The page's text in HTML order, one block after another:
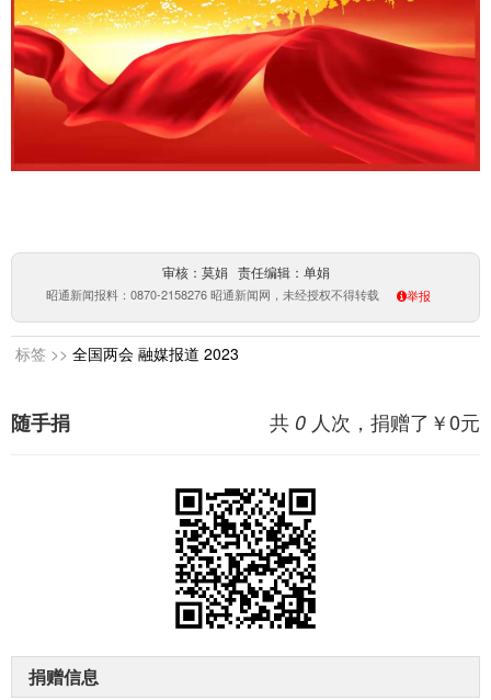
审核：莫娟 责任编辑：单娟
昭通新闻报料：0870-2158276 昭通新闻网，未经授权不得转载 举报
标签 >> 全国两会 融媒报道 2023
共 0 人次，捐赠了￥0元
随手捐
捐赠信息